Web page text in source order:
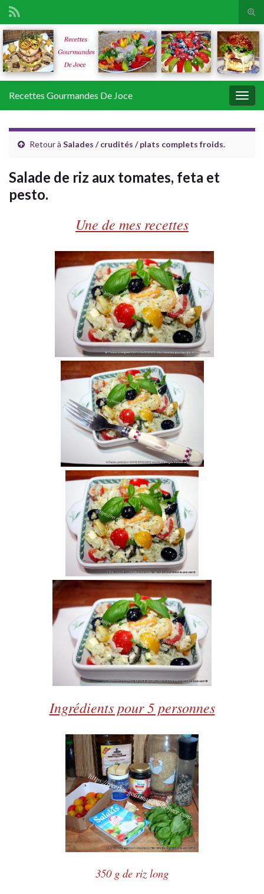
Search for:
Recettes Gourmandes De Joce
Retour à Salades / crudités / plats complets froids.
Salade de riz aux tomates, feta et
pesto.
Une de mes recettes
Ingrédients pour 5 personnes
350 g de riz long